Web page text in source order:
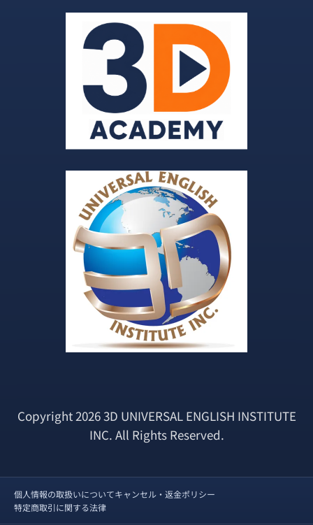
Copyright 2026 3D UNIVERSAL ENGLISH INSTITUTE
INC. All Rights Reserved.
個人情報の取扱いについてキャンセル・返金ポリシー
特定商取引に関する法律